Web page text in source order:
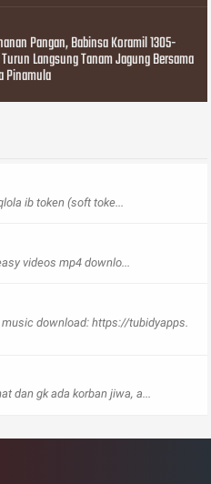
Pangan, Babinsa Koramil 1305-
Langsung Tanam Jagung Bersama
Pinamula
ib token (soft toke...
videos mp4 downlo...
download: https://tubidyapps.
dan gk ada korban jiwa, a...